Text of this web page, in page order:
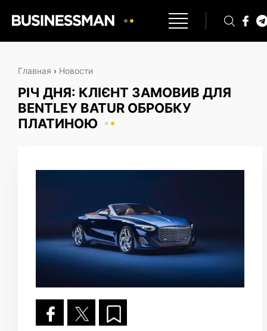
Главная › Новости
РІЧ ДНЯ: КЛІЄНТ ЗАМОВИВ ДЛЯ
BENTLEY BATUR ОБРОБКУ
ПЛАТИНОЮ